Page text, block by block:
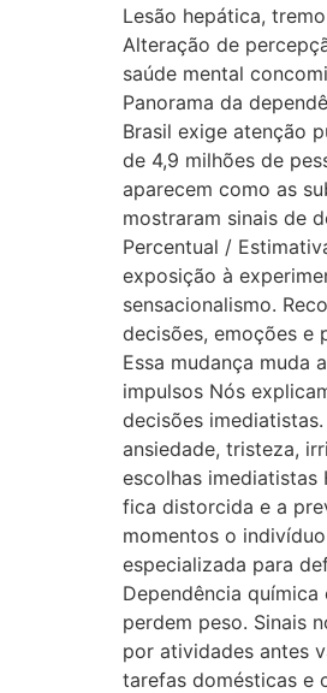
Lesão hepática,
Alteração de
saúde mental
Panorama da
Brasil exige atenção
de 4,9 milhões de
aparecem como as
mostraram sinais de
Percentual /
exposição à
sensacionalismo.
decisões, emoções e
Essa mudança muda
impulsos Nós
decisões
ansiedade, tristeza,
escolhas
fica distorcida e a
momentos o
especializada para
Dependência
perdem peso. Sinais
por atividades antes
tarefas domésticas e